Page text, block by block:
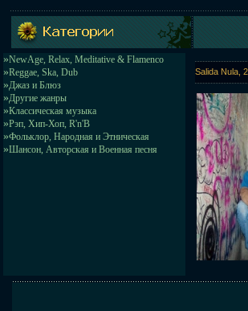
»NewAge, Relax, Meditative & Flamenco
»Reggae, Ska, Dub
»Джаз и Блюз
»Другие жанры
»Классическая музыка
»Рэп, Хип-Хоп, R'n'B
»Фольклор, Народная и Этническая
»Шансон, Авторская и Военная песня
Salida Nula,